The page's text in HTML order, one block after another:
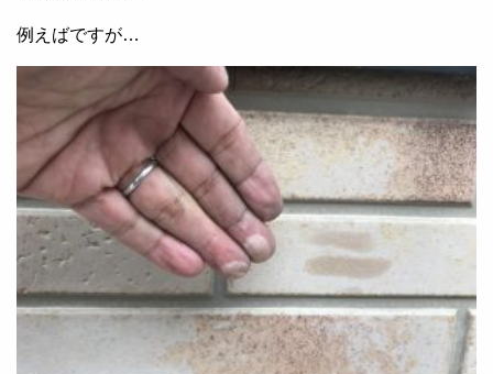
例えばですが…